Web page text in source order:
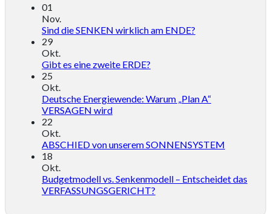
01
Nov.
Sind die SENKEN wirklich am ENDE?
29
Okt.
Gibt es eine zweite ERDE?
25
Okt.
Deutsche Energiewende: Warum „Plan A“
VERSAGEN wird
22
Okt.
ABSCHIED von unserem SONNENSYSTEM
18
Okt.
Budgetmodell vs. Senkenmodell – Entscheidet das
VERFASSUNGSGERICHT?